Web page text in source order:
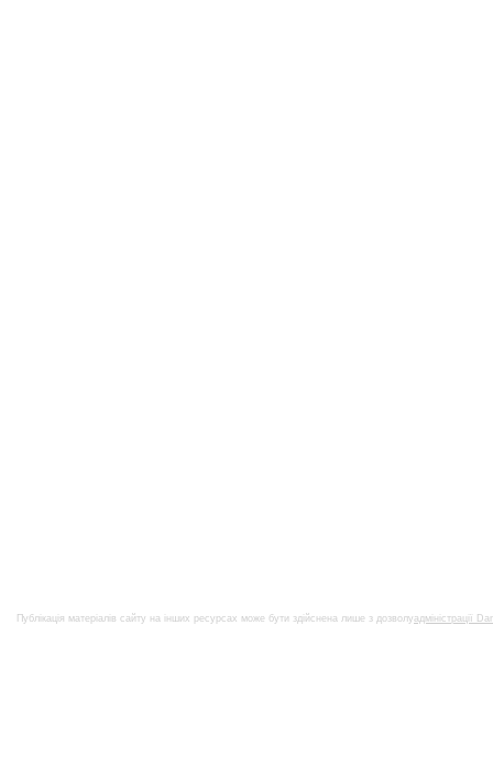
Публікація матеріалів сайту на інших ресурсах може бути здійснена лише з дозволуадміністрації